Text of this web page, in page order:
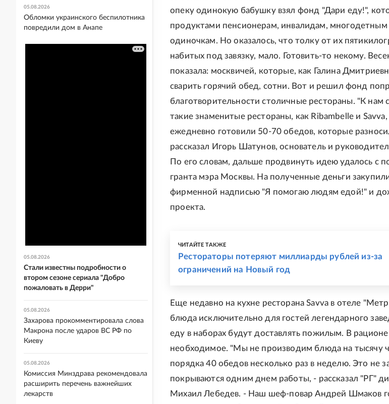
опеку одинокую бабушку взял фонд "Дари еду!",
продуктами пенсионерам, инвалидам,
одиночкам. Но оказалось, что толку от их
набитых под завязку, мало. Готовить-то некому.
показала: москвичей, которые, как Галина
сварить горячий обед, сотни. Вот и решил фонд
благотворительности столичные рестораны. "К нам
такие знаменитые рестораны, как Ribambelle и
ежедневно готовили 50-70 обедов, которые
рассказал Игорь Шатунов, основатель и
По его словам, дальше продвинуть идею удалось с
гранта мэра Москвы. На полученные деньги
фирменной надписью "Я помогаю людям едой!" и
проекта.
ЧИТАЙТЕ ТАКЖЕ
Рестораторы потеряют миллиарды рублей из-за
ограничений на Новый год
Еще недавно на кухне ресторана Savva в отеле
блюда исключительно для гостей легендарного
еду в наборах будут доставлять пожилым. В рационе
необходимое. "Мы не производим блюда на тысячу
порядка 40 обедов несколько раз в неделю. Это не
покрываются одним днем работы, - рассказал "РГ"
Михаил Лебедев. - Наш шеф-повар Андрей Шмаков
05.08.2026
Обломки украинского беспилотника
повредили дом в Анапе
05.08.2026
Стали известны подробности о
втором сезоне сериала "Добро
пожаловать в Дерри"
05.08.2026
Захарова прокомментировала слова
Макрона после ударов ВС РФ по
Киеву
05.08.2026
Комиссия Минздрава рекомендовала
расширить перечень важнейших
лекарств